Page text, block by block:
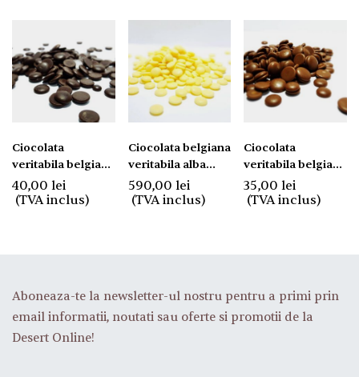
Ciocolata
veritabila belgiana
neagra 54 % 500
Gr.
40,00 lei
(TVA inclus)
Ciocolata belgiana
veritabila alba
10kg.
590,00 lei
(TVA inclus)
Ciocolata
veritabila belgiana
cu lapte 500 Gr.
35,00lei
(TVA inclus)
Aboneaza-te la newsletter-ul nostru pentru a primi prin
email informatii, noutati sau oferte si promotii de la
Desert Online!